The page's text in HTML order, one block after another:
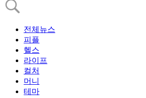
전체뉴스
피플
헬스
라이프
컬처
머니
테마